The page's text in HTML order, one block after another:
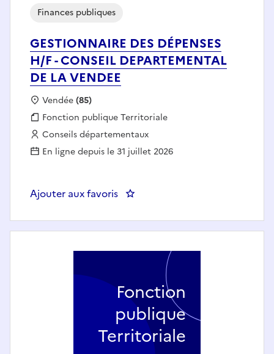
GESTIONNAIRE DES DÉPENSES
H/F - CONSEIL DEPARTEMENTAL
DE LA VENDEE
Finances publiques
Localisation :
Vendée(85)
Fonction publique :
Fonction publique Territoriale
Employeur :
Conseils départementaux
En ligne depuis le 31 juillet 2026
Ajouter aux favoris : GESTIONNAIRE DES
Fonction
publique
Territoriale